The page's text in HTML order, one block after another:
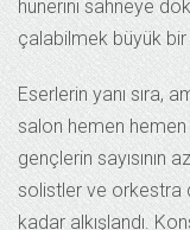
hünerini sahneye
çalabilmek büyük
Eserlerin yanı sıra,
salon hemen
gençlerin sayısının
solistler ve orkestra
kadar alkışlandı.